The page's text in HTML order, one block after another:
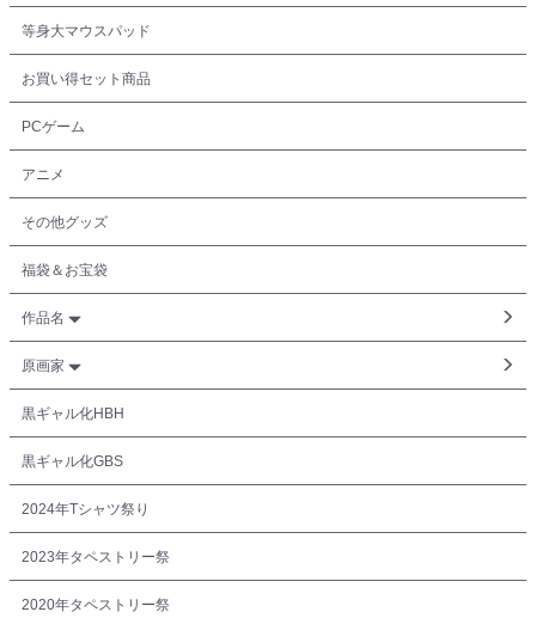
等身大マウスパッド
お買い得セット商品
PCゲーム
アニメ
その他グッズ
福袋＆お宝袋
作品名
原画家
黒ギャル化HBH
黒ギャル化GBS
2024年Tシャツ祭り
2023年タペストリー祭
2020年タペストリー祭